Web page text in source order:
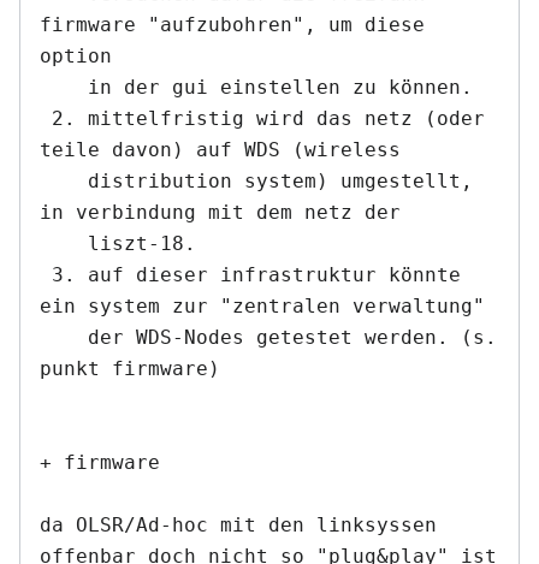
firmware "aufzubohren", um diese
option
teile davon) auf WDS (wireless
in verbindung mit dem netz der
ein system zur "zentralen verwaltung"
punkt firmware)
+ firmware
da OLSR/Ad-hoc mit den linksyssen
offenbar doch nicht so "plug&play" ist